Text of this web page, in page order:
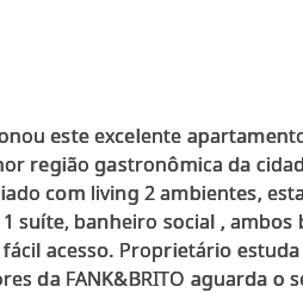
este excelente
região gastronômica da
com living 2 ambientes,
suíte, banheiro social ,
acesso. Proprietário
da FANK&BRITO aguarda